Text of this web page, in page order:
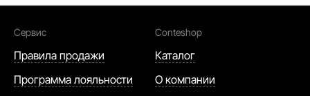
Сервис
Правила продажи
Программа лояльности
Conteshop
Каталог
О компании